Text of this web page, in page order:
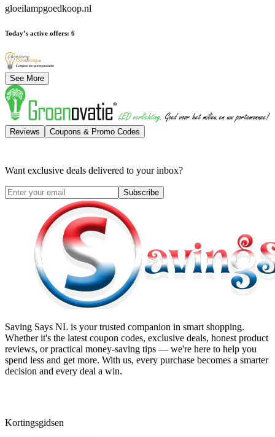
gloeilampgoedkoop.nl
Today’s active offers: 6
See More
Reviews Coupons & Promo Codes
Want exclusive deals delivered to your inbox?
Subscribe
Saving Says NL is your trusted companion in smart shopping.
Whether it's the latest coupon codes, exclusive deals, honest product
reviews, or practical money-saving tips — we're here to help you
spend less and get more. With us, every purchase becomes a smarter
decision and every deal a win.
Kortingsgidsen